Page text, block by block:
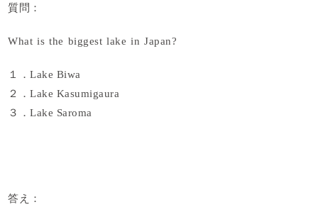
質問：
What is the biggest lake in Japan?
１．Lake Biwa
２．Lake Kasumigaura
３．Lake Saroma
答え：